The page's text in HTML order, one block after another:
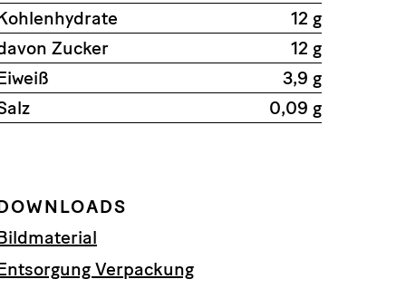
12 g
Zucker
12 g
3,9 g
0,09 g
Verpackung